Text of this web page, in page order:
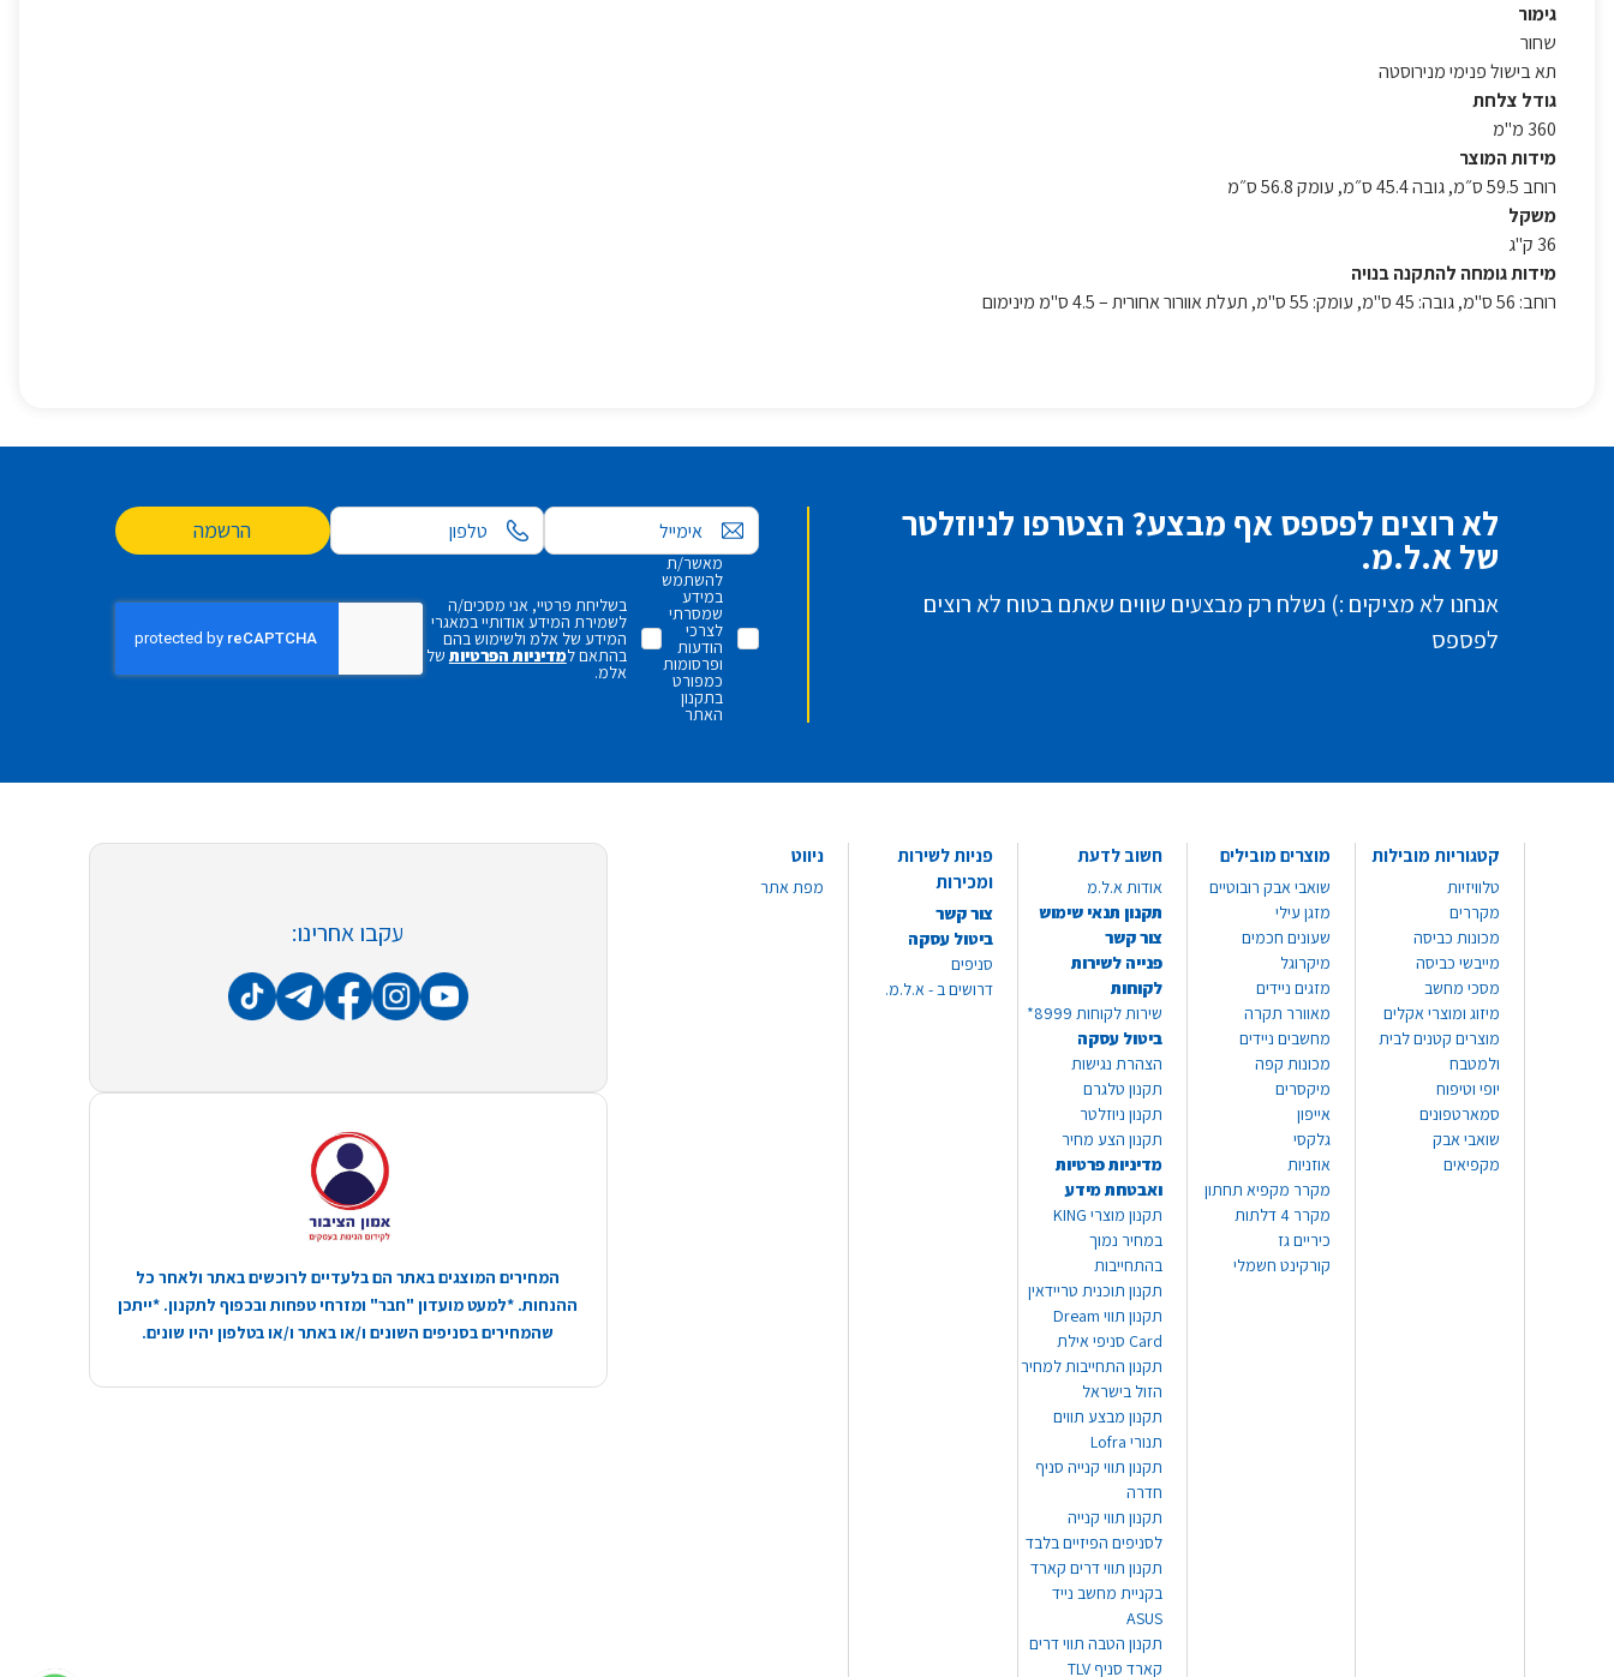
גימור
שחור
תא בישול פנימי מנירוסטה
גודל צלחת
360 מ"מ
מידות המוצר
רוחב 59.5 ס״מ, גובה 45.4 ס״מ, עומק 56.8 ס״מ
משקל
36 ק"ג
מידות גומחה להתקנה בנויה
רוחב: 56 ס"מ, גובה: 45 ס"מ, עומק: 55 ס"מ, תעלת אוורור אחורית – 4.5 ס"מ מינימום
לא רוצים לפספס אף מבצע? הצטרפו לניוזלטר
של א.ל.מ.
אנחנו לא מציקים :) נשלח רק מבצעים שווים שאתם בטוח לא רוצים
לפספס
אימייל הרשמה
מאשר/ת
להשתמש
במידע
שמסרתי
לצרכי
הודעות
ופרסומות
כמפורט
בתקנון
האתר
בשליחת פרטיי, אני מסכים/ה
לשמירת המידע אודותיי במאגרי
המידע של אלמ ולשימוש בהם
בהתאם למדיניות הפרטיות של
אלמ.
קטגוריות מובילות
טלוויזיות
מקררים
מכונות כביסה
מייבשי כביסה
מסכי מחשב
מיזוג ומוצרי אקלים
מוצרים קטנים לבית
ולמטבח
יופי וטיפוח
סמארטפונים
שואבי אבק
מקפיאים
מוצרים מובילים
שואבי אבק רובוטיים
מזגן עילי
שעונים חכמים
מיקרוגל
מזגים ניידים
מאוורר תקרה
מחשבים ניידים
מכונות קפה
מיקסרים
אייפון
גלקסי
אוזניות
מקרר מקפיא תחתון
מקרר 4 דלתות
כיריים גז
קורקינט חשמלי
חשוב לדעת
אודות א.ל.מ
תקנון תנאי שימוש
צור קשר
פנייה לשירות
לקוחות
שירות לקוחות 8999*
ביטול עסקה
הצהרת נגישות
תקנון טלגרם
תקנון ניוזלטר
תקנון הצע מחיר
מדיניות פרטיות
ואבטחת מידע
תקנון מוצרי KING
במחיר נמוך
בהתחייבות
תקנון תוכנית טריידאין
תקנון תווי Dream
Card סניפי אילת
תקנון התחייבות למחיר
הזול בישראל
תקנון מבצע תווים
תנורי Lofra
תקנון תווי קנייה סניף
חדרה
תקנון תווי קנייה
לסניפים הפיזיים בלבד
תקנון תווי דרים קארד
בקניית מחשב נייד
ASUS
תקנון הטבה תווי דרים
קארד סניף TLV
פניות לשירות
ומכירות
צור קשר
ביטול עסקה
סניפים
דרושים ב - א.ל.מ.
ניווט
מפת אתר
עקבו אחרינו:
המחירים המוצגים באתר הם בלעדיים לרוכשים באתר ולאחר כל
ההנחות. *למעט מועדון "חבר" ומזרחי טפחות ובכפוף לתקנון. *ייתכן
שהמחירים בסניפים השונים ו/או באתר ו/או בטלפון יהיו שונים.